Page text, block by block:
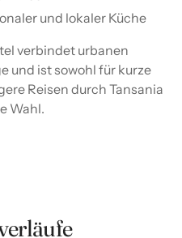
und lokaler Küche
verbindet urbanen
und ist sowohl für kurze
Reisen durch Tansania
Wahl.